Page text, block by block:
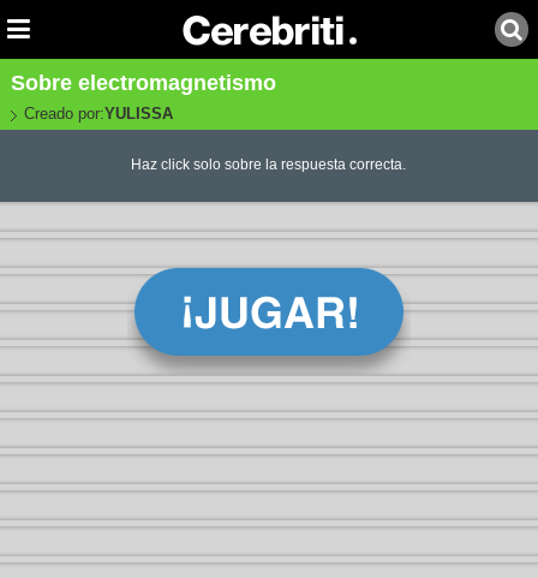
Sobre electromagnetismo
Creado por:YULISSA
Haz click solo sobre la respuesta correcta.